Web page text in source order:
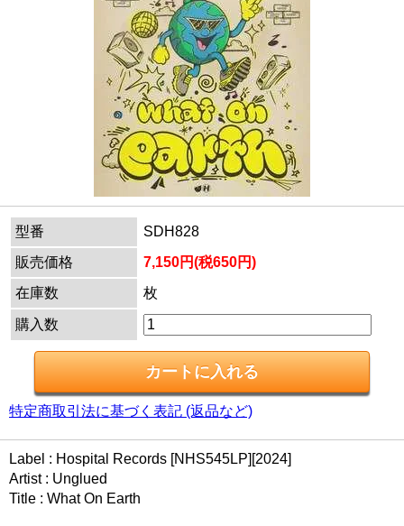
型番
SDH828
販売価格
7,150円(税650円)
在庫数
枚
購入数
特定商取引法に基づく表記 (返品など)
Label : Hospital Records [NHS545LP][2024]
Artist : Unglued
Title : What On Earth